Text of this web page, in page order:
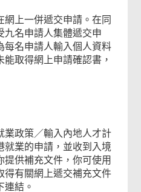
上一併遞交申請。在同
九名申請人集體遞交申
每名申請人輸入個人資料
取得網上申請確認書，
業政策／輸入內地人才計
就業的申請，並收到入境
供補充文件，你可使用
得有關網上遞交補充文件
連結。